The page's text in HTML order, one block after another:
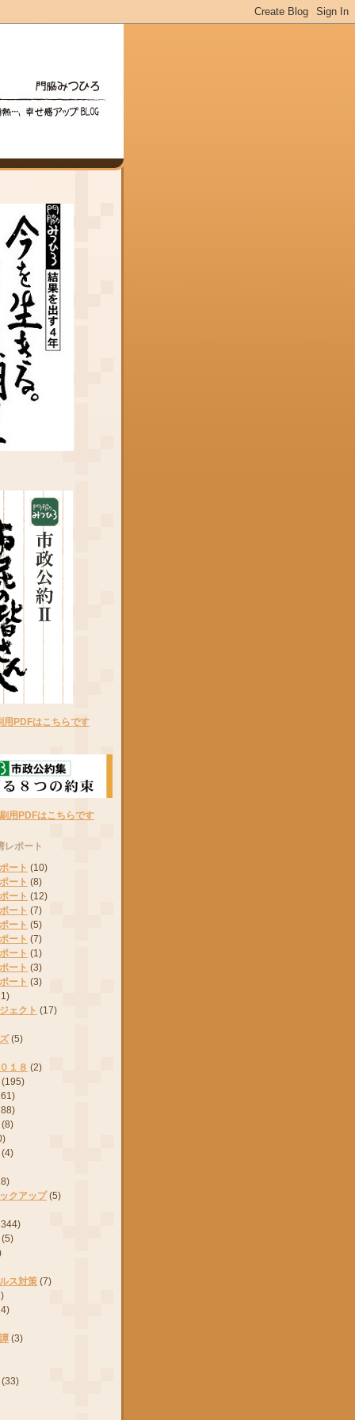
用PDFはこちらです
用PDFはこちらです
レポート
ート (10)
ート (8)
ート (12)
ート (7)
ート (5)
ート (7)
ート (1)
ート (3)
ート (3)
ェクト (17)
(5)
１８ (2)
(195)
(8)
(4)
クアップ (5)
(5)
ス対策 (7)
(3)
(33)